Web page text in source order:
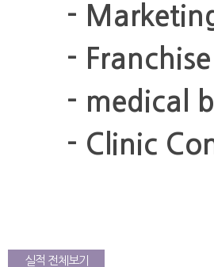
-
-
- medical
- Clinic
실적 전체보기